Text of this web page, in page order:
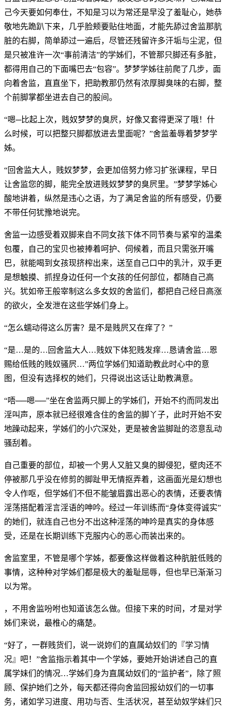
己今天要如何奉仕，不知是习以为常还是早没了羞耻心，她恭
敬地先跪趴下来，几乎脸颊要贴住地面，才能先舔过舍监那肮
脏的右脚，简单舔过一遍后，尽管还残留许多汗垢与尘泥，但
是只被准许一次“事前清洁”的学姊们，不管那只脚还有多脏，
都得用自己的下面嘴巴去“包容”。梦梦学姊往前爬了几步，面
向着舍监，直直坐下，把助教那仍然有浓厚脚臭味的右脚，整
个前脚掌都坐进去自己的股间。
“嗯─比起上次，贱奴梦梦的臭屄，好像又套得更深了哦！什
么时候，可以把整只脚都放进去里面呢？”舍监羞辱着梦梦学
姊。
“回舍监大人，贱奴梦梦，会更加倍努力修习扩张课程，早日
让舍监您的脚，能完全放进贱奴梦梦的臭屄里。”梦梦学姊心
酸地讲着，纵然是违心之语，为了满足舍监的所有感受，仍要
不带任何犹豫地说完。
舍监一边感受着双脚来自不同女孩下体不同节奏与紧窄的温柔
包覆，自己的宝贝也被捧着呵护、伺候着，而且只需张开嘴
巴，就能喝到女孩现挤榨出来，送至自己口中的乳汁，双手更
是想触摸、抓捏身边任何一个女孩的任何部位，都随自己高
兴。犹如帝王般宰制这么多女奴的舍监们，都把自己经日高涨
的欲火，全发泄在这些学姊们身上。
“怎么蠕动得这么厉害？是不是贱屄又在痒了？”
“是…是的…回舍监大人…贱奴下体犯贱发痒…恳请舍监…恩
赐给低贱的贱奴骚屄…”两位学姊们知道助教此时心中的意
图，但没有选择权的她们，只得说出这话让助教满意。
“唔──嗯──”坐在舍监两只脚上的学姊们，开始不约而同发出
淫叫声，原本就已经很难含住的舍监的脚丫子，此时开始不安
地躁动起来，学姊们的小穴深处，更是被舍监脚趾的恣意乱动
骚刮着。
自己重要的部位，却被一个男人又脏又臭的脚侵犯，壁肉还不
停被那几乎没在修剪的脚趾甲无情抠弄着，这画面光是幻想也
令人作呕，但学姊们不但不能皱眉露出恶心的表情，还要表情
淫荡搭配着淫言淫语的呻吟。经过一年训练而“身体变得诚实”
的她们，就连自己也分不出这种淫荡的呻吟是真实的身体感
受，还是在长期训练下克服内心的恶心而装出来的。
舍监室里，不管是哪个学姊，都要像这样做着这种肮脏低贱的
事情，这种种对学姊们都是极大的羞耻屈辱，但也早已渐渐习
以为常。
，不用舍监吩咐也知道该怎么做。但接下来的时间，才是对学
姊们来说，最椎心的痛楚。
“好了，一群贱货们，说一说妳们的直属幼奴们的『学习情
况』吧！”舍监指示着其中一个学姊，要她开始讲述自己的直
属学妹们的情况…学姊们身为直属幼奴们的“监护者”，除了照
顾、保护她们之外，每天都还得向舍监回报幼奴们的一切事
务，诸如学习进度、用功与否、生活状况，甚至幼奴学妹们只